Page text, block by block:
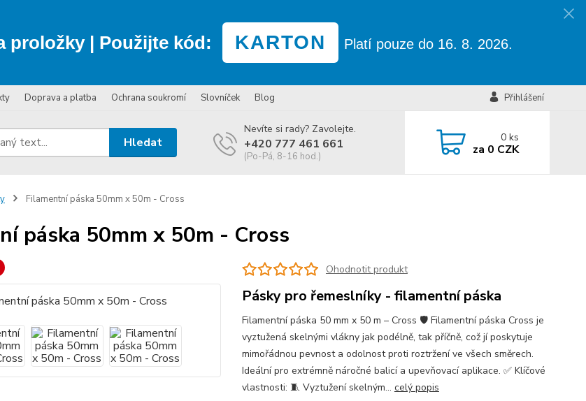
proložky| Použijte kód: KARTON Platí pouze do 16. 8. 2026.
Doprava a platba Ochrana soukromí Slovníček Blog Přihlášení
Hledat
Nevíte si rady? Zavolejte.
+420 777 461 661
(Po-Pá, 8-16 hod.)
0 ks
za 0 CZK
Filamentní páska 50mm x 50m - Cross
páska 50mm x 50m - Cross
Ohodnotit produkt
Pásky pro řemeslníky - filamentní páska
Filamentní páska 50 mm x 50 m – Cross 🛡️ Filamentní páska Cross je
vyztužená skelnými vlákny jak podélně, tak příčně, což jí poskytuje
mimořádnou pevnost a odolnost proti roztržení ve všech směrech.
Ideální pro extrémně náročné balicí a upevňovací aplikace. ✅ Klíčové
vlastnosti: 🧵 Vyztužení skelným... celý popis